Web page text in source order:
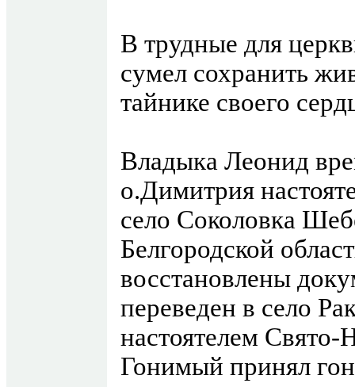
В трудные для
сумел сохранить
тайнике своего
Владыка Леонид
о.Димитрия
село Соколовка
Белгородской
восстановлены
переведен в село
настоятелем Свято-
Гонимый принял